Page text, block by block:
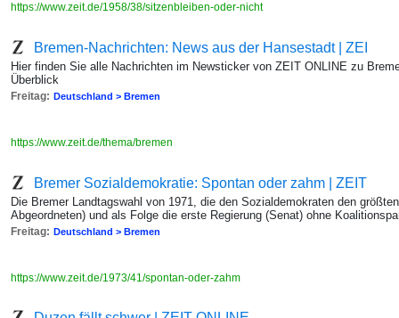
https://www.zeit.de/1958/38/sitzenbleiben-oder-nicht
Bremen-Nachrichten: News aus der Hansestadt | ZEI
Hier finden Sie alle Nachrichten im Newsticker von ZEIT ONLINE zu
Überblick
Freitag: Deutschland > Bremen
https://www.zeit.de/thema/bremen
Bremer Sozialdemokratie: Spontan oder zahm | ZEIT
Die Bremer Landtagswahl von 1971, die den Sozialdemokraten den
Abgeordneten) und als Folge die erste Regierung (Senat) ohne
Freitag: Deutschland > Bremen
https://www.zeit.de/1973/41/spontan-oder-zahm